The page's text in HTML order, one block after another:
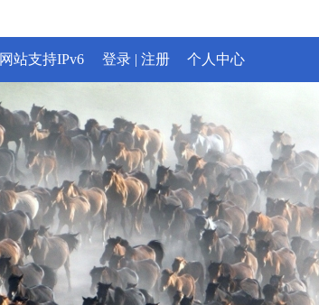
网站支持IPv6 登录 | 注册 个人中心